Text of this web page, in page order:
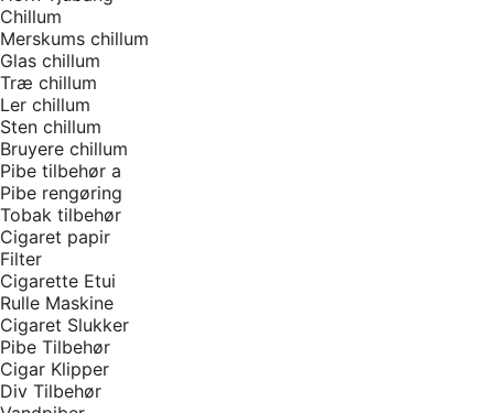
Chillum
Merskums chillum
Glas chillum
Træ chillum
Ler chillum
Sten chillum
Bruyere chillum
Pibe tilbehør a
Pibe rengøring
Tobak tilbehør
Cigaret papir
Filter
Cigarette Etui
Rulle Maskine
Cigaret Slukker
Pibe Tilbehør
Cigar Klipper
Div Tilbehør